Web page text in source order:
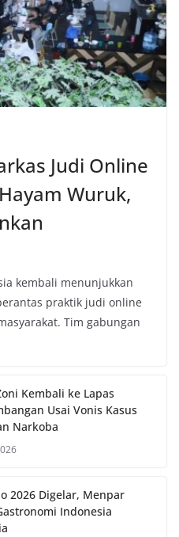
Judi Online
Wuruk,
kembali menunjukkan
praktik judi online
Tim gabungan
Kembali ke Lapas
Usai Vonis Kasus
Narkoba
2026 Digelar, Menpar
Indonesia